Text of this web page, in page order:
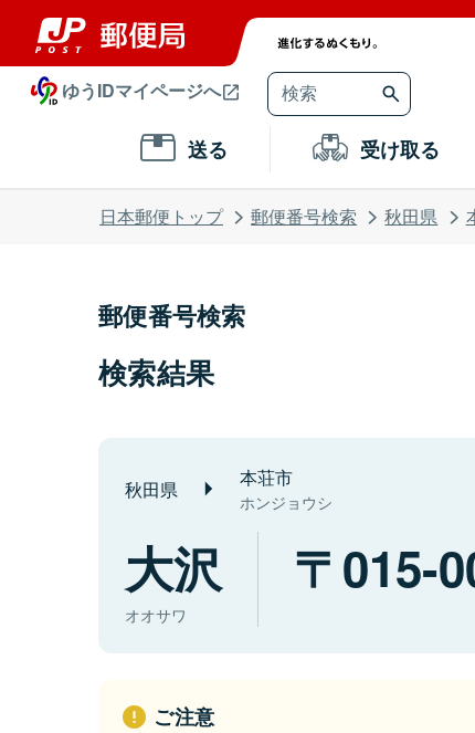
ゆうIDマイページへ
送る 受け取る
日本郵便トップ 郵便番号検索 秋田県
郵便番号検索
検索結果
秋田県 本荘市
ホンジョウシ
大沢
オオサワ
015-
ご注意